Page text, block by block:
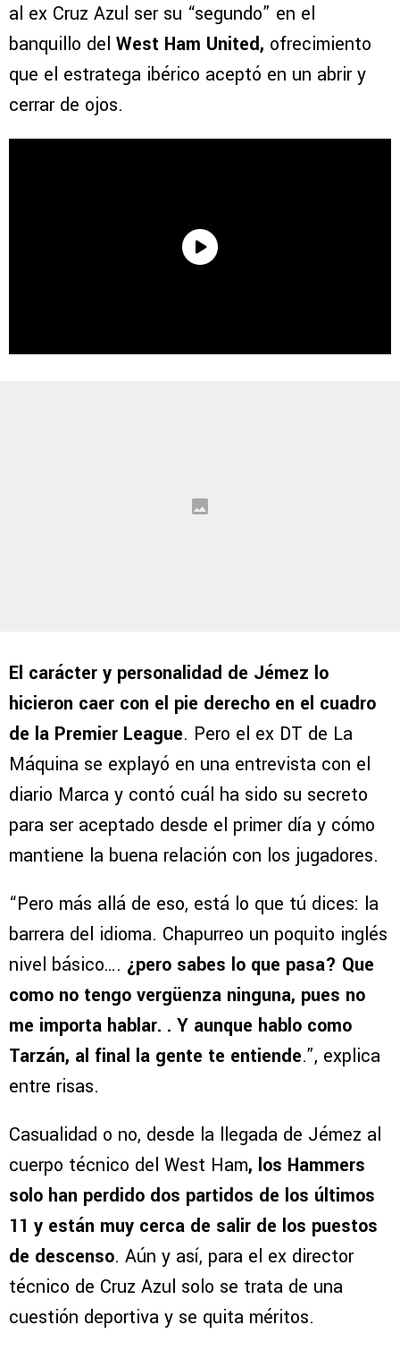
al ex Cruz Azul ser su “segundo” en el
banquillo del West Ham United, ofrecimiento
que el estratega ibérico aceptó en un abrir y
cerrar de ojos.
El carácter y personalidad de Jémez lo
hicieron caer con el pie derecho en el cuadro
de la Premier League. Pero el ex DT de La
Máquina se explayó en una entrevista con el
diario Marca y contó cuál ha sido su secreto
para ser aceptado desde el primer día y cómo
mantiene la buena relación con los jugadores.
“Pero más allá de eso, está lo que tú dices: la
barrera del idioma. Chapurreo un poquito inglés
nivel básico…. ¿pero sabes lo que pasa? Que
como no tengo vergüenza ninguna, pues no
me importa hablar. . Y aunque hablo como
Tarzán, al final la gente te entiende.”, explica
entre risas.
Casualidad o no, desde la llegada de Jémez al
cuerpo técnico del West Ham, los Hammers
solo han perdido dos partidos de los últimos
11 y están muy cerca de salir de los puestos
de descenso. Aún y así, para el ex director
técnico de Cruz Azul solo se trata de una
cuestión deportiva y se quita méritos.